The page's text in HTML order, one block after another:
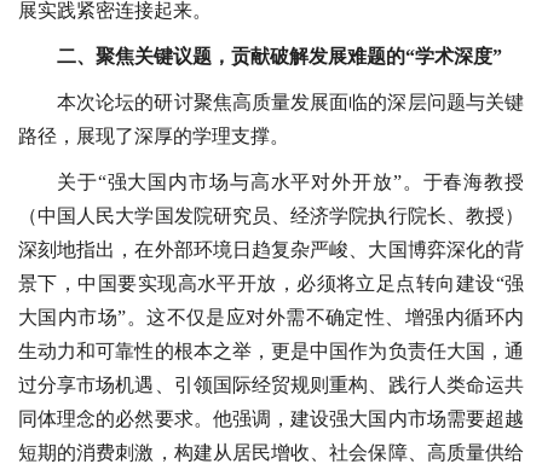
展实践紧密连接起来。
二、聚焦关键议题，贡献破解发展难题的“学术深度”
本次论坛的研讨聚焦高质量发展面临的深层问题与关键
路径，展现了深厚的学理支撑。
关于“强大国内市场与高水平对外开放”。于春海教授
（中国人民大学国发院研究员、经济学院执行院长、教授）
深刻地指出，在外部环境日趋复杂严峻、大国博弈深化的背
景下，中国要实现高水平开放，必须将立足点转向建设“强
大国内市场”。这不仅是应对外需不确定性、增强内循环内
生动力和可靠性的根本之举，更是中国作为负责任大国，通
过分享市场机遇、引领国际经贸规则重构、践行人类命运共
同体理念的必然要求。他强调，建设强大国内市场需要超越
短期的消费刺激，构建从居民增收、社会保障、高质量供给